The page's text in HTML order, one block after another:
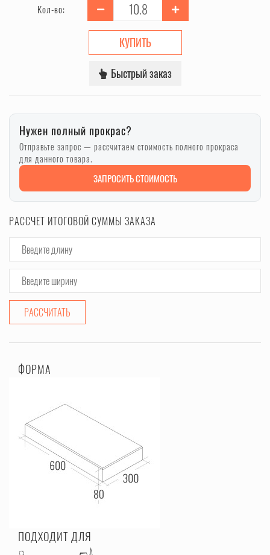
Кол-во:
КУПИТЬ
Быстрый заказ
Нужен полный прокрас?
Отправьте запрос — рассчитаем стоимость полного прокраса
для данного товара.
ЗАПРОСИТЬ СТОИМОСТЬ
РАССЧЕТ ИТОГОВОЙ СУММЫ ЗАКАЗА
РАССЧИТАТЬ
ФОРМА
ПОДХОДИТ ДЛЯ